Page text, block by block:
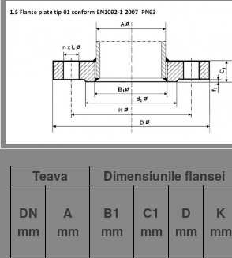
Teava Dimensiunile flansei
DN
mm
A
mm
B1
mm
C1
mm
D
mm
K
mm